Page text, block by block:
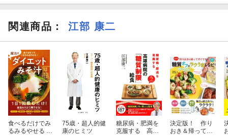
関連商品 ： 江部 康二
食べるだけでみ
るみるやせる 魔
75歳・超人的健
康のヒミツ
糖尿病・肥満を
克服する 高雄
決定版！ 作り
おき＆帰ってす